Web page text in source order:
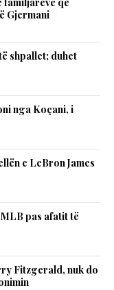
Gjermani
shpallet; duhet
nga Koçani, i
e LeBron James
pas afatit të
Fitzgerald, nuk do